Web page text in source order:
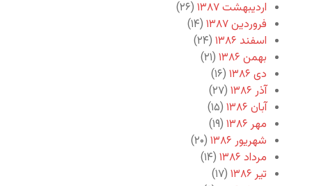
اردیبهشت ۱۳۸۷
(۲۶)
فروردین ۱۳۸۷
(۱۴)
اسفند ۱۳۸۶
(۲۴)
بهمن ۱۳۸۶
(۲۱)
دی ۱۳۸۶
(۱۶)
آذر ۱۳۸۶
(۲۷)
آبان ۱۳۸۶
(۱۵)
مهر ۱۳۸۶
(۱۹)
شهریور ۱۳۸۶
(۲۰)
مرداد ۱۳۸۶
(۱۴)
تیر ۱۳۸۶
(۱۷)